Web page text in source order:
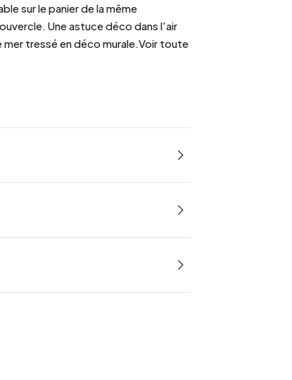
sur le panier de la même
Une astuce déco dans l'air
tressé en déco murale.Voir toute